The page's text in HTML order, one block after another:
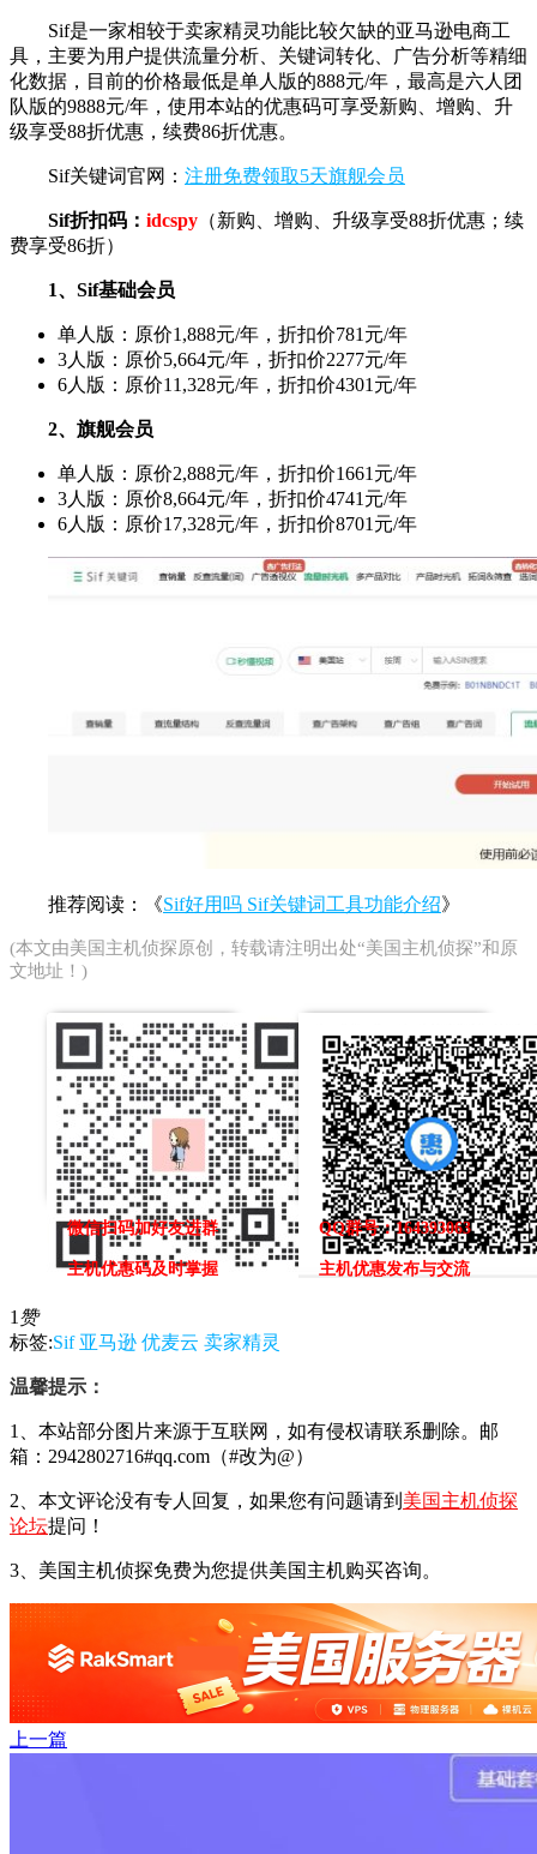
Sif是一家相较于卖家精灵功能比较欠缺的亚马逊电商工
具，主要为用户提供流量分析、关键词转化、广告分析等精细
化数据，目前的价格最低是单人版的888元/年，最高是六人团
队版的9888元/年，使用本站的优惠码可享受新购、增购、升
级享受88折优惠，续费86折优惠。
Sif关键词官网： 注册免费领取5天旗舰会员
Sif折扣码： idcspy （新购、增购、升级享受88折优惠；续
费享受86折）
1、Sif基础会员
单人版：原价1,888元/年，折扣价781元/年
3人版：原价5,664元/年，折扣价2277元/年
6人版：原价11,328元/年，折扣价4301元/年
2、旗舰会员
单人版：原价2,888元/年，折扣价1661元/年
3人版：原价8,664元/年，折扣价4741元/年
6人版：原价17,328元/年，折扣价8701元/年
推荐阅读：《Sif好用吗 Sif关键词工具功能介绍》
(本文由美国主机侦探原创，转载请注明出处“美国主机侦探”和原
文地址！)
微信扫码加好友进群
主机优惠码及时掌握
QQ群号：164393063
主机优惠发布与交流
1赞
标签:Sif 亚马逊 优麦云 卖家精灵
温馨提示：
1、本站部分图片来源于互联网，如有侵权请联系删除。邮
箱：2942802716#qq.com（#改为@）
2、本文评论没有专人回复，如果您有问题请到 美国主机侦探
论坛提问！
3、美国主机侦探免费为您提供美国主机购买咨询。
上一篇